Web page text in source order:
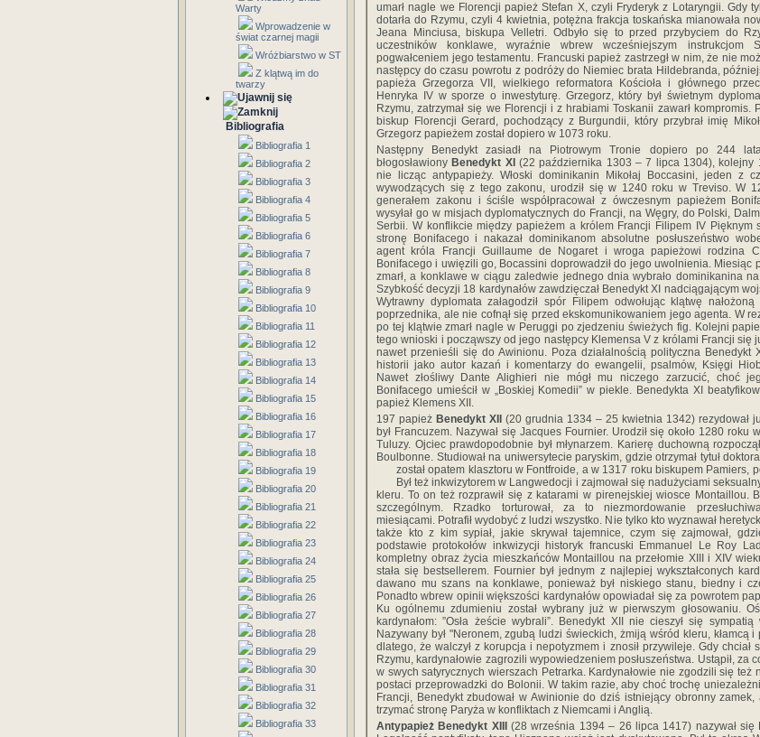
Warty
Wprowadzenie w
świat czarnej magii
Wróżbiarstwo w ST
Z klątwą im do
twarzy
Bibliografia
Bibliografia 1
Bibliografia 2
Bibliografia 3
Bibliografia 4
Bibliografia 5
Bibliografia 6
Bibliografia 7
Bibliografia 8
Bibliografia 9
Bibliografia 10
Bibliografia 11
Bibliografia 12
Bibliografia 13
Bibliografia 14
Bibliografia 15
Bibliografia 16
Bibliografia 17
Bibliografia 18
Bibliografia 19
Bibliografia 20
Bibliografia 21
Bibliografia 22
Bibliografia 23
Bibliografia 24
Bibliografia 25
Bibliografia 26
Bibliografia 27
Bibliografia 28
Bibliografia 29
Bibliografia 30
Bibliografia 31
Bibliografia 32
Bibliografia 33
umarł nagle we Florencji papież Stefan X, czyli Fryderyk z Lotaryngii. Gdy
dotarła do Rzymu, czyli 4 kwietnia, potężna frakcja toskańska mianowała
Jeana Minciusa, biskupa Velletri. Odbyło się to przed przybyciem do
uczestników konklawe, wyraźnie wbrew wcześniejszym
pogwałceniem jego testamentu. Francuski papież zastrzegł w nim, że nie
następcy do czasu powrotu z podróży do Niemiec brata Hildebranda,
papieża Grzegorza VII, wielkiego reformatora Kościoła i głównego
Henryka IV w sporze o inwestyturę. Grzegorz, który był świetnym
Rzymu, zatrzymał się we Florencji i z hrabiami Toskanii zawarł kompromis.
biskup Florencji Gerard, pochodzący z Burgundii, który przybrał imię
Grzegorz papieżem został dopiero w 1073 roku.
Następny Benedykt zasiadł na Piotrowym Tronie dopiero po 244
błogosławiony Benedykt XI (22 października 1303 – 7 lipca 1304), kolejny
nie licząc antypapieży. Włoski dominikanin Mikołaj Boccasini, jeden z
wywodzących się z tego zakonu, urodził się w 1240 roku w Treviso. W
generałem zakonu i ściśle współpracował z ówczesnym papieżem
wysyłał go w misjach dyplomatycznych do Francji, na Węgry, do Polski,
Serbii. W konflikcie między papieżem a królem Francji Filipem IV Pięknym
stronę Bonifacego i nakazał dominikanom absolutne posłuszeństwo
agent króla Francji Guillaume de Nogaret i wroga papieżowi rodzina
Bonifacego i uwięzili go, Bocassini doprowadził do jego uwolnienia. Miesiąc
zmarł, a konklawe w ciągu zaledwie jednego dnia wybrało dominikanina
Szybkość decyzji 18 kardynałów zawdzięczał Benedykt XI nadciągającym
Wytrawny dyplomata załagodził spór Filipem odwołując klątwę
poprzednika, ale nie cofnął się przed ekskomunikowaniem jego agenta. W
po tej klątwie zmarł nagle w Peruggi po zjedzeniu świeżych fig. Kolejni
tego wnioski i począwszy od jego następcy Klemensa V z królami Francji się
nawet przenieśli się do Awinionu. Poza działalnością polityczna Benedykt
historii jako autor kazań i komentarzy do ewangelii, psalmów, Księgi
Nawet złośliwy Dante Alighieri nie mógł mu niczego zarzucić, choć
Bonifacego umieścił w „Boskiej Komedii” w piekle. Benedykta XI
papież Klemens XII.
197 papież Benedykt XII
(20 grudnia 1334 – 25 kwietnia 1342) rezydował
był Francuzem. Nazywał się Jacques Fournier. Urodził się około 1280 roku
Tuluzy. Ojciec prawdopodobnie był młynarzem. Karierę duchowną
Boulbonne. Studiował na uniwersytecie paryskim, gdzie otrzymał tytuł
został opatem klasztoru w Fontfroide, a w 1317 roku biskupem Pamiers,
Był też inkwizytorem w Langwedocji i zajmował się nadużyciami
kleru. To on też rozprawił się z katarami w pirenejskiej wiosce Montaillou.
szczególnym. Rzadko torturował, za to niezmordowanie
miesiącami. Potrafił wydobyć z ludzi wszystko. Nie tylko kto wyznawał
także kto z kim sypiał, jakie skrywał tajemnice, czym się zajmował,
podstawie protokołów inkwizycji historyk francuski Emmanuel Le Roy
kompletny obraz życia mieszkańców Montaillou na przełomie XIII i XIV
stała się bestsellerem. Fournier był jednym z najlepiej wykształconych
dawano mu szans na konklawe, ponieważ był niskiego stanu, biedny i
Ponadto wbrew opinii większości kardynałów opowiadał się za powrotem
Ku ogólnemu zdumieniu został wybrany już w pierwszym głosowaniu.
kardynałom: ”Osła żeście wybrali”. Benedykt XII nie cieszył się sympatią
Nazywany był "Neronem, zgubą ludzi świeckich, żmiją wśród kleru, kłamcą i
dlatego, że walczył z korupcja i nepotyzmem i znosił przywileje. Gdy chciał
Rzymu, kardynałowie zagrozili wypowiedzeniem posłuszeństwa. Ustąpił, za
w swych satyrycznych wierszach Petrarka. Kardynałowie nie zgodzili się też
postaci przeprowadzki do Bolonii. W takim razie, aby choć trochę
Francji, Benedykt zbudował w Awinionie do dziś istniejący obronny zamek,
trzymać stronę Paryża w konfliktach z Niemcami i Anglią.
Antypapież Benedykt XIII(28 września 1394 – 26 lipca 1417) nazywał się